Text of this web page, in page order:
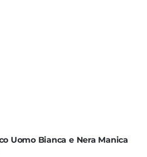
Uomo Bianca e Nera Manica